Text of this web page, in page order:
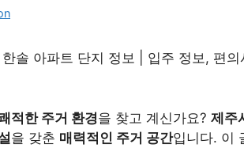
솔 아파트 단지 정보 | 입주 정보, 편
적한 주거 환경을 찾고 계신가요? 제주
을 갖춘 매력적인 주거 공간입니다. 이